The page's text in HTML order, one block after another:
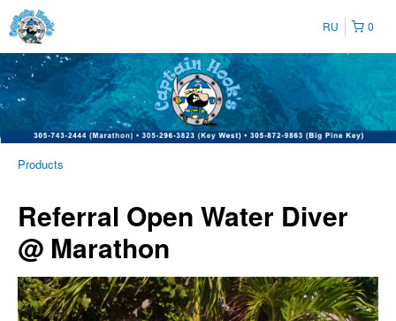
0
RU
Products
Referral Open Water Diver
@ Marathon